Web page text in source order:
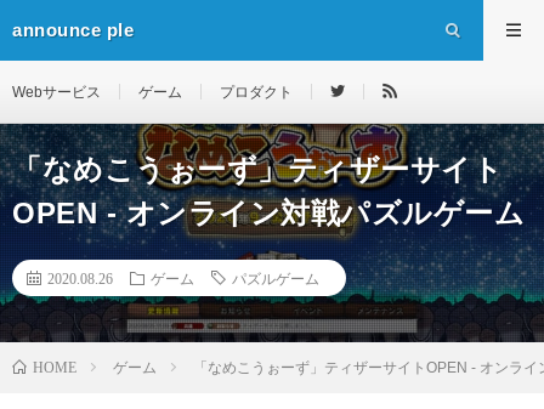
announce ple
Webサービス ゲーム プロダクト
「なめこうぉーず」ティザーサイト
OPEN ‐ オンライン対戦パズルゲーム
2020.08.26 ゲーム パズルゲーム
HOME ゲーム 「なめこうぉーず」ティザーサイトOPEN ‐ オンラ